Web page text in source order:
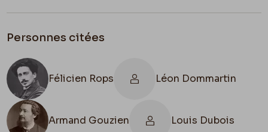
Personnes citées
Félicien Rops Léon Dommartin
Armand Gouzien Louis Dubois